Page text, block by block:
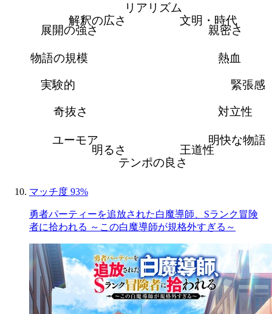
リアリズム
文明・時代
親密さ
熱血
緊張感
対立性
明快な物語
王道性
テンポの良さ
明るさ
ユーモア
奇抜さ
実験的
物語の規模
展開の強さ
解釈の広さ
マッチ度 93%
勇者パーティーを追放された白魔導師、Sランク冒険
者に拾われる ～この白魔導師が規格外すぎる～